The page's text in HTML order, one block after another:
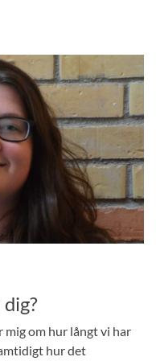
mig om hur långt vi har
hur det